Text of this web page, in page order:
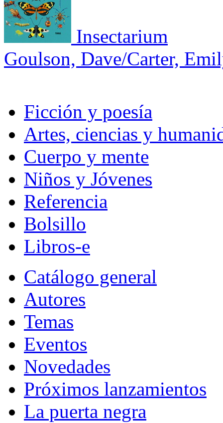
Insectarium
Goulson, Dave/Carter,
Ficción y poesía
Artes, ciencias y
Cuerpo y mente
Niños y Jóvenes
Referencia
Bolsillo
Libros-e
Catálogo general
Autores
Temas
Eventos
Novedades
Próximos lanzamientos
La puerta negra